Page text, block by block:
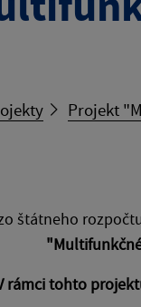
Projekt
štátneho
"M
rámci tohto